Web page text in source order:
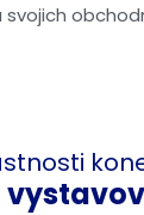
svojich